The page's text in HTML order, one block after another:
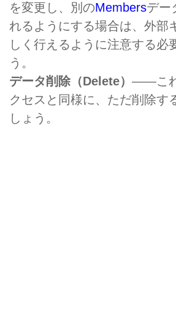
を変更し、別のMembersデー
れるようにする場合は、外部
しく行えるように注意する必
う。
データ削除（Delete） ――こ
クセスと同様に、ただ削除す
しょう。